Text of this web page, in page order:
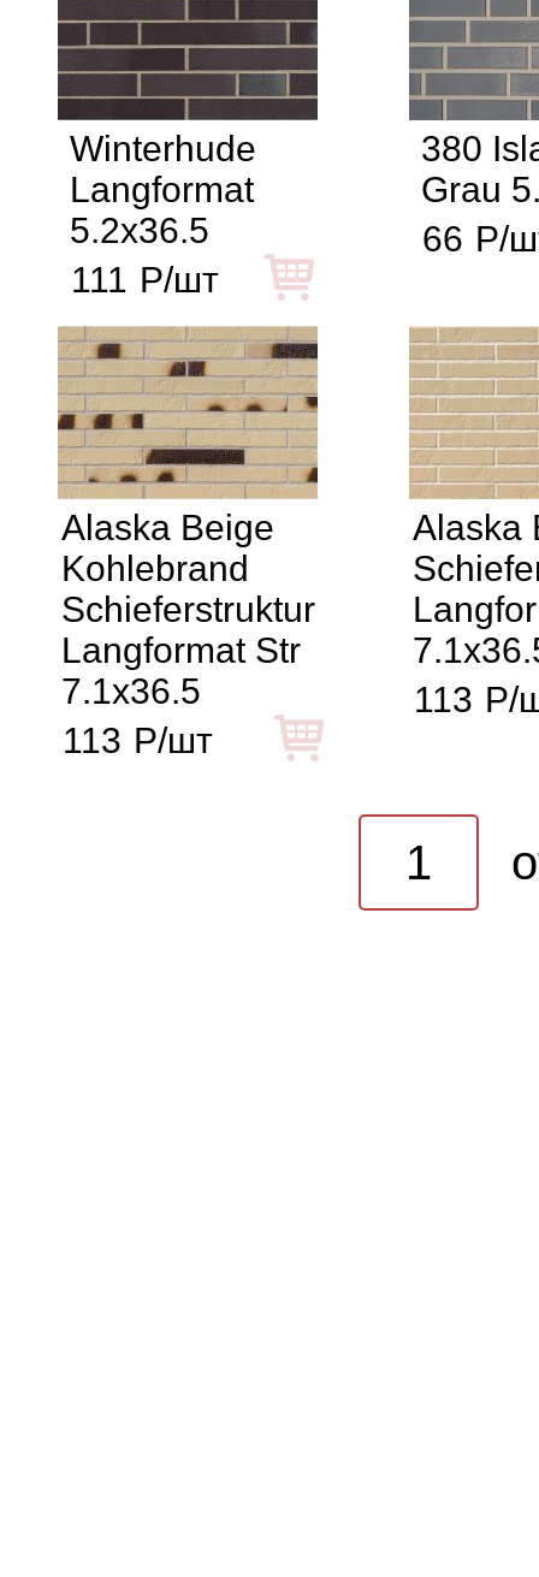
Winterhude
Langformat
5.2x36.5
111 Р/шт
380
Grau
66 Р/
Alaska Beige
Kohlebrand
Schieferstruktur
Langformat Str
7.1x36.5
113 Р/шт
Alaska
113 Р/